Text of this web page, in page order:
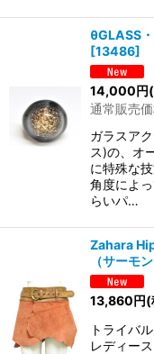
θGLASS
[13486]
14,000円
通常販売
ガラスア
ス)の、オ
に特殊な
角度によ
らいパ…
Zahara
（サーモ
13,860円(
トライバ
レディー